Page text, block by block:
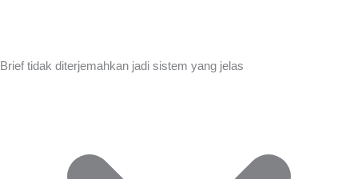
Brief tidak diterjemahkan jadi sistem yang jelas